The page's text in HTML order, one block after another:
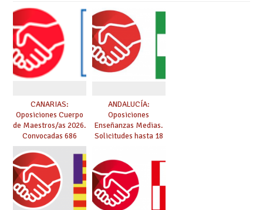
CANARIAS:
Oposiciones Cuerpo
de Maestros/as 2026.
Convocadas 686
plazas. Solicitudes
del 26 de marzo al 24
de abril.
ANDALUCÍA:
Oposiciones
Enseñanzas Medias.
Solicitudes hasta 18